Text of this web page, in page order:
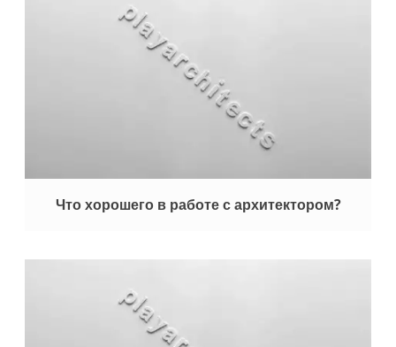
Что хорошего в работе с архитектором?